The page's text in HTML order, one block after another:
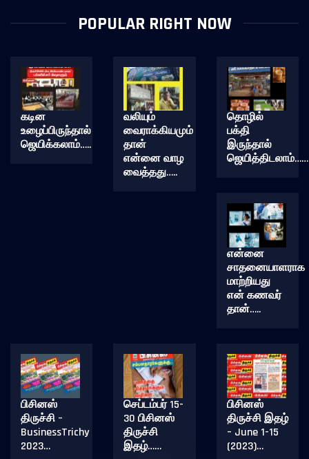
POPULAR RIGHT NOW
கடின
உழைப்பிருந்தால்
ஜெயிக்கலாம்…..
வலியும்
வைராக்கியமும்
தான்
என்னை வாழ
வைத்தது…..
தொழில்
பக்தி
இருந்தால்
என்னை
சாதனையாளராக
மாற்றியது
என் கணவர்
தான்…..
பிசினஸ்
திருச்சி –
BusinessTrichy
2023…
செப்டம்பர் 15-
30 பிசினஸ்
திருச்சி
இதழ்……
பிசினஸ்
திருச்சி இதழ்
– June 1-15
(2023)…